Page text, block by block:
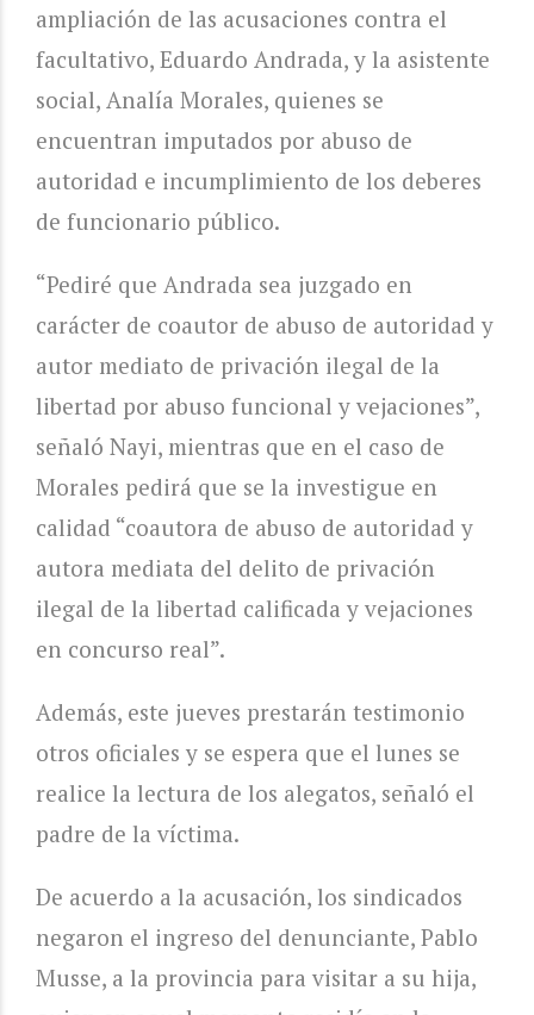
ampliación de las acusaciones contra el
facultativo, Eduardo Andrada, y la asistente
social, Analía Morales, quienes se
encuentran imputados por abuso de
autoridad e incumplimiento de los deberes
de funcionario público.
“Pediré que Andrada sea juzgado en
carácter de coautor de abuso de autoridad y
autor mediato de privación ilegal de la
libertad por abuso funcional y vejaciones”,
señaló Nayi, mientras que en el caso de
Morales pedirá que se la investigue en
calidad “coautora de abuso de autoridad y
autora mediata del delito de privación
ilegal de la libertad calificada y vejaciones
en concurso real”.
Además, este jueves prestarán testimonio
otros oficiales y se espera que el lunes se
realice la lectura de los alegatos, señaló el
padre de la víctima.
De acuerdo a la acusación, los sindicados
negaron el ingreso del denunciante, Pablo
Musse, a la provincia para visitar a su hija,